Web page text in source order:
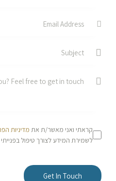
קראתי ואני מאשר/ת את מדיניות
לשמירת המידע לצורך טיפול